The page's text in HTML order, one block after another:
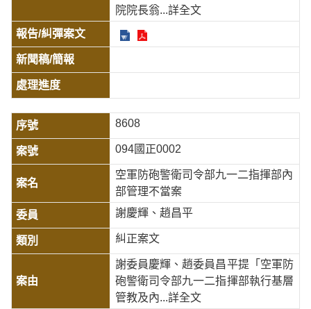
院院長翁...詳全文
8608
094國正0002
空軍防砲警衛司令部九一二指揮部內
部管理不當案
謝慶輝、趙昌平
糾正案文
謝委員慶輝、趙委員昌平提「空軍防
砲警衛司令部九一二指揮部執行基層
管教及內...詳全文